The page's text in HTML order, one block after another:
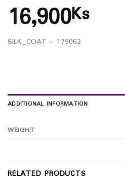
16,900Ks
SILK_COAT – 179062
ADDITIONAL INFORMATION
WEIGHT
RELATED PRODUCTS